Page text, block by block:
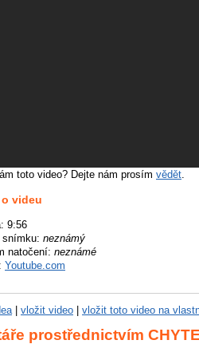
toto video? Dejte nám prosím vědět.
videu
9:56
snímku: neznámý
natočení: neznámé
Youtube.com
| vložit video vložit toto video na
prostřednictvím